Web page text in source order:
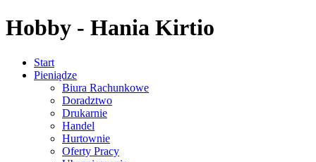
Hobby - Hania Kirtio
Start
Pieniądze
Biura Rachunkowe
Doradztwo
Drukarnie
Handel
Hurtownie
Oferty Pracy